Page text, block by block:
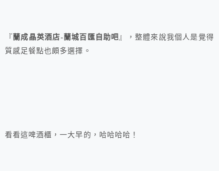
『蘭成晶英酒店-蘭城百匯自助吧』，整體來說我個人是覺得
質感足餐點也頗多選擇。
看看這啤酒櫃，一大早的，哈哈哈哈！